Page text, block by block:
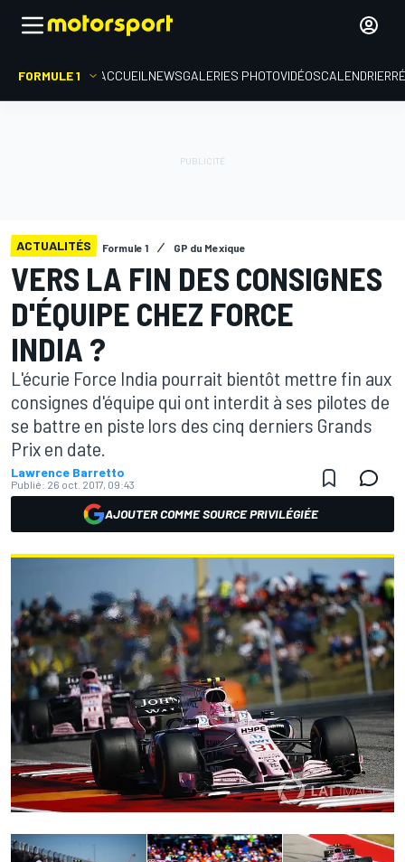
FORMULE 1 ACCUEIL NEWSGALERIES PHOTOVIDÉOSCALENDRIER
ACTUALITÉS Formule 1 GP du Mexique
VERS LA FIN DES CONSIGNES
D'ÉQUIPE CHEZ FORCE
INDIA ?
L'écurie Force India pourrait bientôt mettre fin aux
consignes d'équipe qui ont interdit à ses pilotes de
se battre en piste lors des cinq derniers Grands
Prix en date.
Lawrence Barretto
Publié: 26 oct. 2017, 09:43
AJOUTER COMME SOURCE PRIVILÉGIÉE